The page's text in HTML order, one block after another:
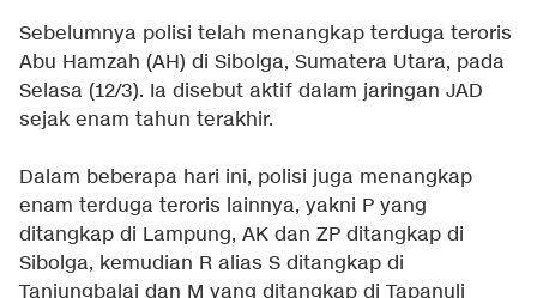
Sebelumnya polisi telah menangkap terduga teroris
Abu Hamzah (AH) di Sibolga, Sumatera Utara, pada
Selasa (12/3). Ia disebut aktif dalam jaringan JAD
sejak enam tahun terakhir.
Dalam beberapa hari ini, polisi juga menangkap
enam terduga teroris lainnya, yakni P yang
ditangkap di Lampung, AK dan ZP ditangkap di
Sibolga, kemudian R alias S ditangkap di
Tanjungbalai dan M yang ditangkap di Tapanuli